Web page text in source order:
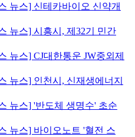
뉴스] 신테카바이오 신약개
뉴스] 시흥시, 제32기 민간
뉴스] CJ대한통운 JW중외제
뉴스] 인천시, 신재생에너지
뉴스] '반도체 생명수' 초순
뉴스] 바이오노트 '혈전 스